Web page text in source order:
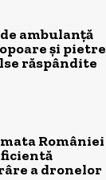
ambulanță
și pietre
răspândite
României
a dronelor